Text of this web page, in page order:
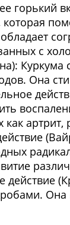
горький
с
Куркума
Она
как
действие
Она